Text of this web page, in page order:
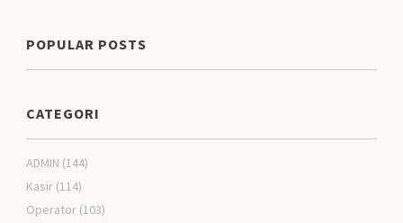
POPULAR POSTS
CATEGORI
ADMIN (144)
Kasir (114)
Operator (103)